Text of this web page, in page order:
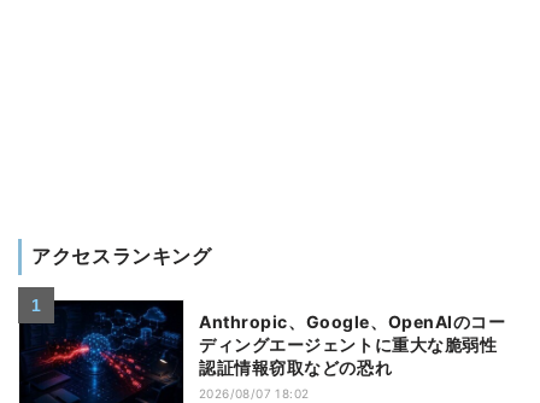
アクセスランキング
Anthropic、Google、OpenAIのコー
ディングエージェントに重大な脆弱性
認証情報窃取などの恐れ
2026/08/07 18:02